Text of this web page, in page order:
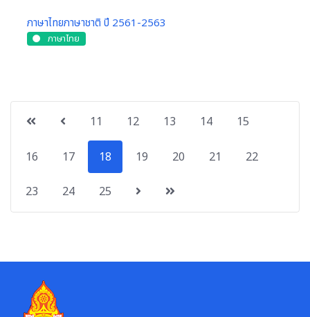
ภาษาไทยภาษาชาติ ปี 2561-2563
ภาษาไทย
11 12 13 14 15
16 17 18 19 20 21 22
23 24 25